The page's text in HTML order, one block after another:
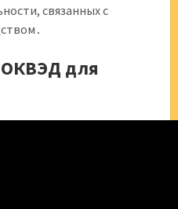
связанных с
для